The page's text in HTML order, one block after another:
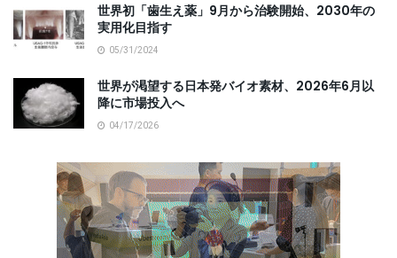
世界初「歯生え薬」9月から治験開始、2030年の
実用化目指す
05/31/2024
世界が渇望する日本発バイオ素材、2026年6月以
降に市場投入へ
04/17/2026